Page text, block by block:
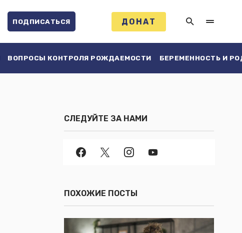
ПОДПИСАТЬСЯ ДОНАТ
ВОПРОСЫ КОНТРОЛЯ РОЖДАЕМОСТИ БЕРЕМЕННОСТЬ И
СЛЕДУЙТЕ ЗА НАМИ
ПОХОЖИЕ ПОСТЫ